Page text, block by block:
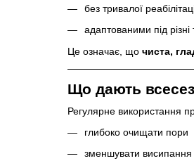
без тривалої
адаптованими під різні
Це означає, що чиста,
Що дають
Регулярне використання
глибоко очищати пори
зменшувати висипання